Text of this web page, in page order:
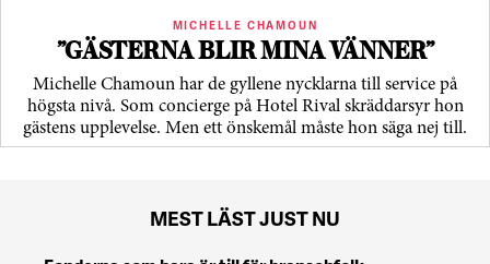
MICHELLE CHAMOUN
”GÄSTERNA BLIR MINA VÄNNER”
Michelle Chamoun har de gyllene nycklarna till service på
högsta nivå. Som concierge på Hotel Rival skräddarsyr hon
gästens upp­levelse. Men ett önskemål måste hon säga nej till.
MEST LÄST JUST NU